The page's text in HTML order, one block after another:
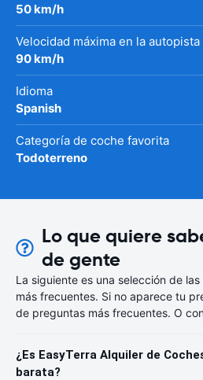
50 km/h
Velocidad máxima en la autopista
90 km/h
Idioma
Spanish
Categoría de coche favorita
Todoterreno
Lo que quiere
de gente
La siguiente es una selección de
más frecuentes. Si no aparece tu
de preguntas más frecuentes. O
¿Es EasyTerra Alquiler de
barata?